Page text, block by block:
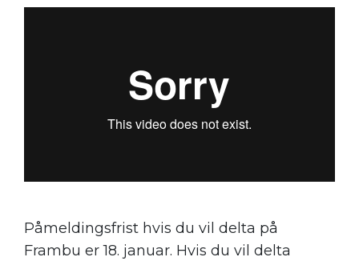
Påmeldingsfrist hvis du vil delta på
Frambu er 18. januar. Hvis du vil delta